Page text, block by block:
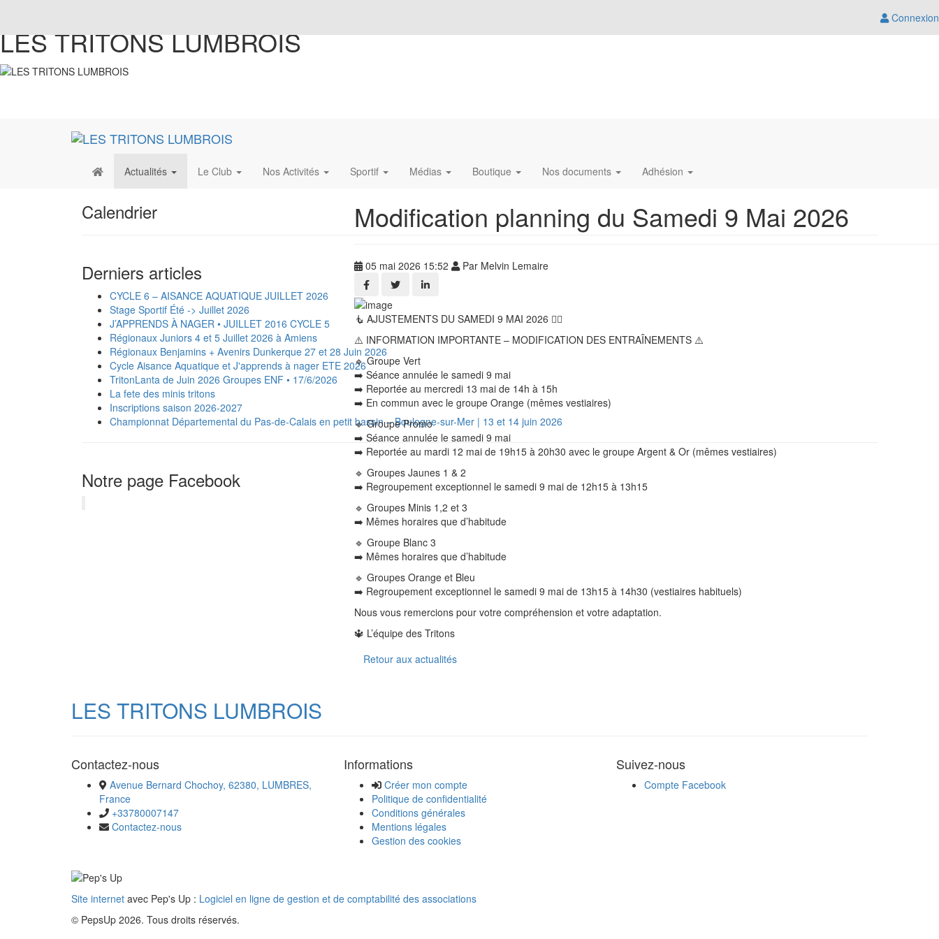
Connexion
LES TRITONS LUMBROIS
Actualités Le Club Nos Activités Sportif Médias Boutique Nos documents Adhésion
Calendrier
Derniers articles
CYCLE 6 – AISANCE AQUATIQUE JUILLET 2026
Stage Sportif Été -> Juillet 2026
J’APPRENDS À NAGER • JUILLET 2016 CYCLE 5
Régionaux Juniors 4 et 5 Juillet 2026 à Amiens
Régionaux Benjamins + Avenirs Dunkerque 27 et 28 Juin 2026
Cycle Aisance Aquatique et J'apprends à nager ETE 2026
TritonLanta de Juin 2026 Groupes ENF • 17/6/2026
La fete des minis tritons
Inscriptions saison 2026-2027
‍️Championnat Départemental du Pas-de-Calais en petit bassin – Boulogne-sur-Mer | 13 et 14 juin 2026
Notre page Facebook
Modification planning du Samedi 9 Mai 2026
05 mai 2026 15:52 Par Melvin Lemaire
🧜 AJUSTEMENTS DU SAMEDI 9 MAI 2026 🧜‍♀️
⚠️ INFORMATION IMPORTANTE – MODIFICATION DES ENTRAÎNEMENTS ⚠️
🔹 Groupe Vert
➡️ Séance annulée le samedi 9 mai
➡️ Reportée au mercredi 13 mai de 14h à 15h
➡️ En commun avec le groupe Orange (mêmes vestiaires)
🔹 Groupe Promo
➡️ Séance annulée le samedi 9 mai
➡️ Reportée au mardi 12 mai de 19h15 à 20h30 avec le groupe Argent & Or (mêmes vestiaires)
🔹 Groupes Jaunes 1 & 2
➡️ Regroupement exceptionnel le samedi 9 mai de 12h15 à 13h15
🔹 Groupes Minis 1,2 et 3
➡️ Mêmes horaires que d’habitude
🔹 Groupe Blanc 3
➡️ Mêmes horaires que d’habitude
🔹 Groupes Orange et Bleu
➡️ Regroupement exceptionnel le samedi 9 mai de 13h15 à 14h30 (vestiaires habituels)
Nous vous remercions pour votre compréhension et votre adaptation.
🔱 L’équipe des Tritons
Retour aux actualités
LES TRITONS LUMBROIS
Contactez-nous
Avenue Bernard Chochoy, 62380, LUMBRES,
France
+33780007147
Contactez-nous
Informations
Créer mon compte
Politique de confidentialité
Conditions générales
Mentions légales
Gestion des cookies
Suivez-nous
Compte Facebook
Site internet avec Pep's Up : Logiciel en ligne de gestion et de comptabilité des associations
© PepsUp 2026. Tous droits réservés.